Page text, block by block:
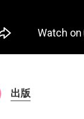
出版